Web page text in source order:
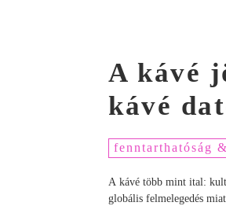
A kávé
kávé
fenntarthatóság
A kávé több mint ital:
globális felmelegedés